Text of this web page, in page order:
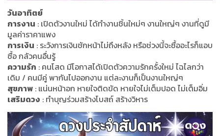
วันอาทิตย์
การงาน : เปิดตัวงานใหม่ ได้ทำงานชิ้นใหม่ๆ งานใหญ่ๆ งานที่ดูมี
มูลค่าราคาแพง
การเงิน : ระวังการเงินชักหน้าไม่ถึงหลัง หรือช่วงนี้จะซื้ออะไรก็แอบ
ซื้อ กลัวคนอื่นรู้
ความรัก : คนโสด มีโอกาสได้เปิดตัวความรักครั้งใหม่ ไฉไลกว่า
เดิม / คนมีคู่ พากันไปออกงาน แต่ละงานก็เป็นงานใหญ่ๆ
สุขภาพ : แน่นหน้าอก หายใจติดขัด หายใจไม่เต็มปอด ไม่เต็มอิ่ม
เสริมดวง : ทำบุญร่วมสร้างโบสถ์ สร้างวิหาร